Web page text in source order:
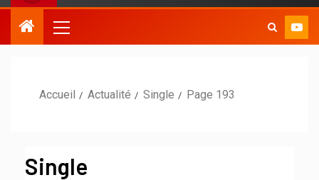
Accueil Actualité Single Page 193
Single